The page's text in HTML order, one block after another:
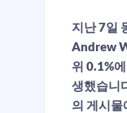
지난 7일
Andrew
위 0.1%
생했습니
의 게시